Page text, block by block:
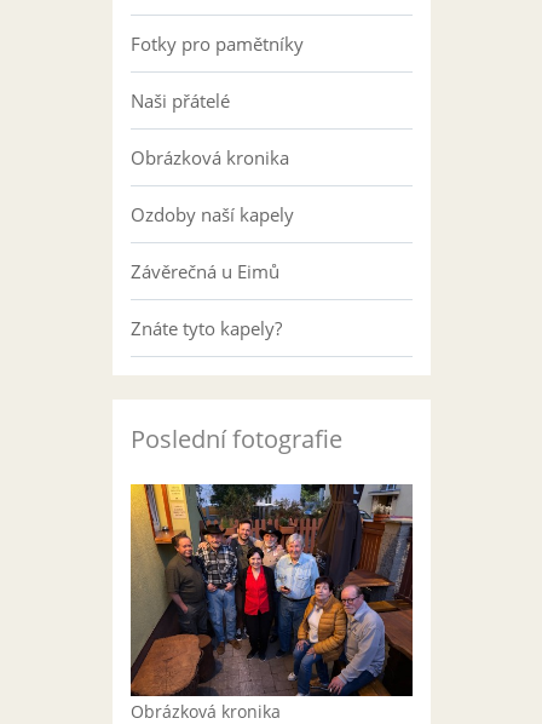
Fotky pro pamětníky
Naši přátelé
Obrázková kronika
Ozdoby naší kapely
Závěrečná u Eimů
Znáte tyto kapely?
Poslední fotografie
Obrázková kronika